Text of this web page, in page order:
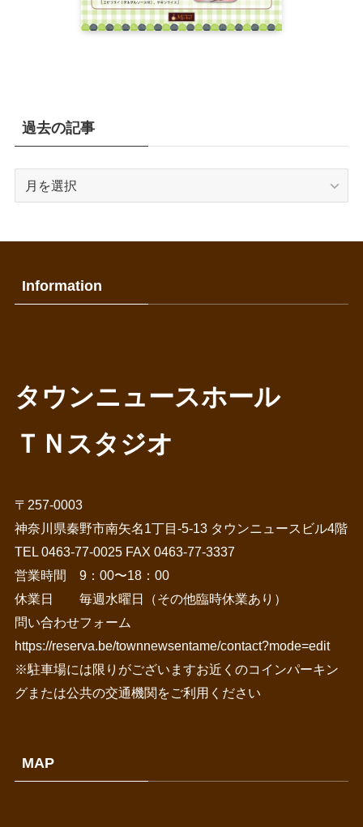
過去の記事
Information
タウンニュースホール
ＴＮスタジオ
〒257-0003
神奈川県秦野市南矢名1丁目-5-13 タウンニュースビル4階
TEL 0463-77-0025 FAX 0463-77-3337
営業時間 9：00〜18：00
休業日 毎週水曜日（その他臨時休業あり）
問い合わせフォーム
https://reserva.be/townnewsentame/contact?mode=edit
※駐車場には限りがございますお近くのコインパーキン
グまたは公共の交通機関をご利用ください
MAP